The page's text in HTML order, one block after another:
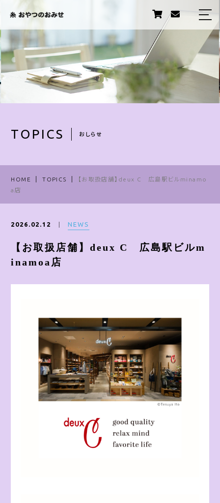
TOPICS おしらせ
HOME TOPICS
【お取扱店舗】deux C 広島駅ビルminamo
a店
2026.02.12 NEWS
【お取扱店舗】deux C 広島駅ビルm
inamoa店
HOME
ABOUT US
PRODUCTS
STORY
Instagram